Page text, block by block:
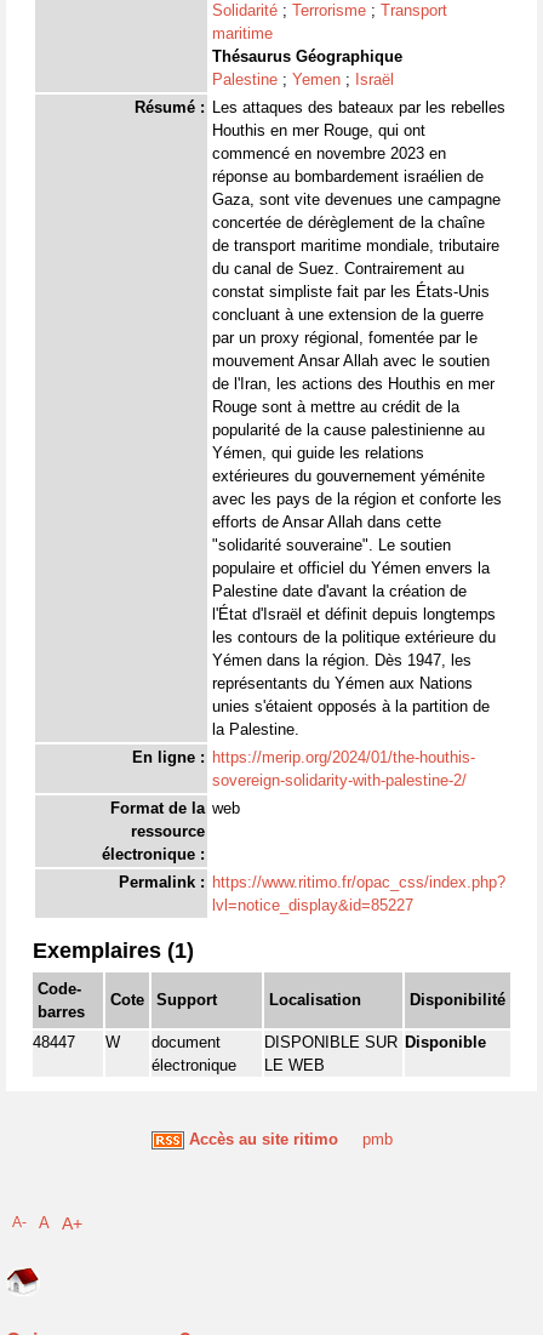
Solidarité ; Terrorisme ; Transport
maritime
Thésaurus Géographique
Palestine ; Yemen ; Israël
Résumé : Les attaques des bateaux par les rebelles
Houthis en mer Rouge, qui ont
commencé en novembre 2023 en
réponse au bombardement israélien de
Gaza, sont vite devenues une campagne
concertée de dérèglement de la chaîne
de transport maritime mondiale, tributaire
du canal de Suez. Contrairement au
constat simpliste fait par les États-Unis
concluant à une extension de la guerre
par un proxy régional, fomentée par le
mouvement Ansar Allah avec le soutien
de l'Iran, les actions des Houthis en mer
Rouge sont à mettre au crédit de la
popularité de la cause palestinienne au
Yémen, qui guide les relations
extérieures du gouvernement yéménite
avec les pays de la région et conforte les
efforts de Ansar Allah dans cette
"solidarité souveraine". Le soutien
populaire et officiel du Yémen envers la
Palestine date d'avant la création de
l'État d'Israël et définit depuis longtemps
les contours de la politique extérieure du
Yémen dans la région. Dès 1947, les
représentants du Yémen aux Nations
unies s'étaient opposés à la partition de
la Palestine.
En ligne : https://merip.org/2024/01/the-houthis-
sovereign-solidarity-with-palestine-2/
Format de la
ressource
électronique :
web
Permalink : https://www.ritimo.fr/opac_css/index.php?
lvl=notice_display&id=85227
Exemplaires (1)
Code-
barres
Cote Support Localisation Disponibilité
48447 W
document
électronique
DISPONIBLE SUR
LE WEB
Disponible
Accès au site ritimo pmb
A- A A+